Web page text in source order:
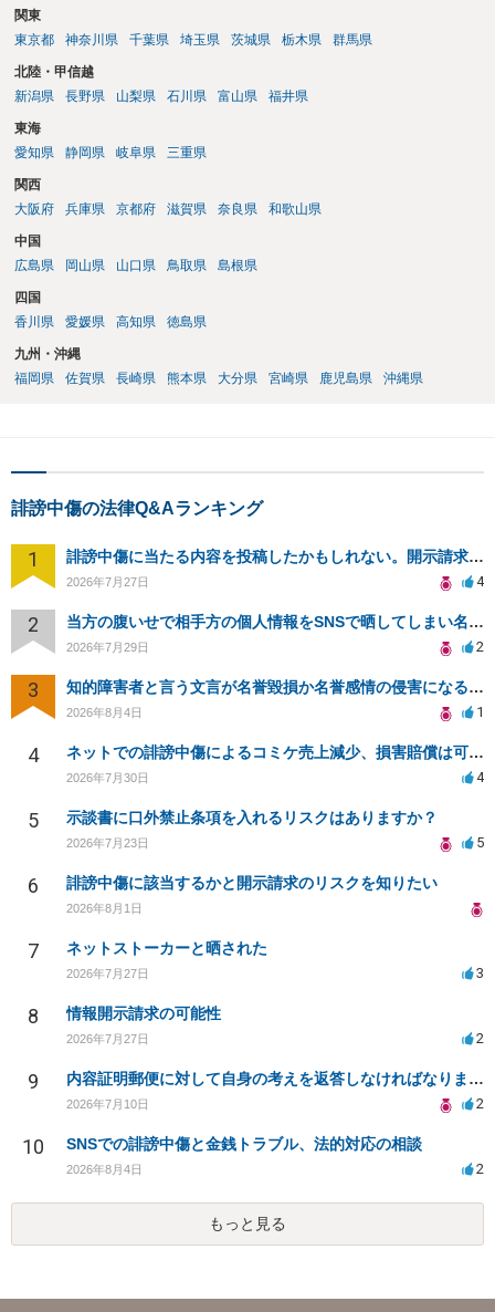
関東
東京都
神奈川県 千葉県 埼玉県 茨城県 栃木県 群馬県
北陸・甲信越
新潟県
長野県 山梨県 石川県 富山県 福井県
東海
愛知県
静岡県 岐阜県 三重県
関西
大阪府
兵庫県 京都府 滋賀県 奈良県 和歌山県
中国
広島県
岡山県 山口県 鳥取県 島根県
四国
香川県
愛媛県 高知県 徳島県
九州・沖縄
福岡県
佐賀県 長崎県 熊本県 大分県 宮崎県 鹿児島県 沖縄県
誹謗中傷の法律Q&Aランキング
1 誹謗中傷に当たる内容を投稿したかもしれない。開示請求や民事刑事裁判に発展しうるのか教えて欲しい。
2026年7月27日 4
2 当方の腹いせで相手方の個人情報をSNSで晒してしまい名誉毀損させてしまったかもしれない
2026年7月29日 2
3 知的障害者と言う文言が名誉毀損か名誉感情の侵害になるか教えてほしい。
2026年8月4日 1
4 ネットでの誹謗中傷によるコミケ売上減少、損害賠償は可能か？
2026年7月30日 4
5 示談書に口外禁止条項を入れるリスクはありますか？
2026年7月23日 5
6 誹謗中傷に該当するかと開示請求のリスクを知りたい
2026年8月1日
7 ネットストーカーと晒された
2026年7月27日 3
8 情報開示請求の可能性
2026年7月27日 2
9 内容証明郵便に対して自身の考えを返答しなければなりませんか？
2026年7月10日 2
10 SNSでの誹謗中傷と金銭トラブル、法的対応の相談
2026年8月4日 2
もっと見る